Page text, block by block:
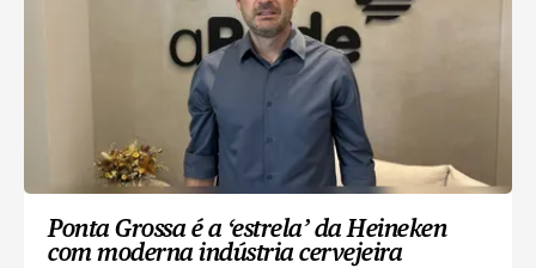
Ponta Grossa é a ‘estrela’ da Heineken
com moderna indústria cervejeira